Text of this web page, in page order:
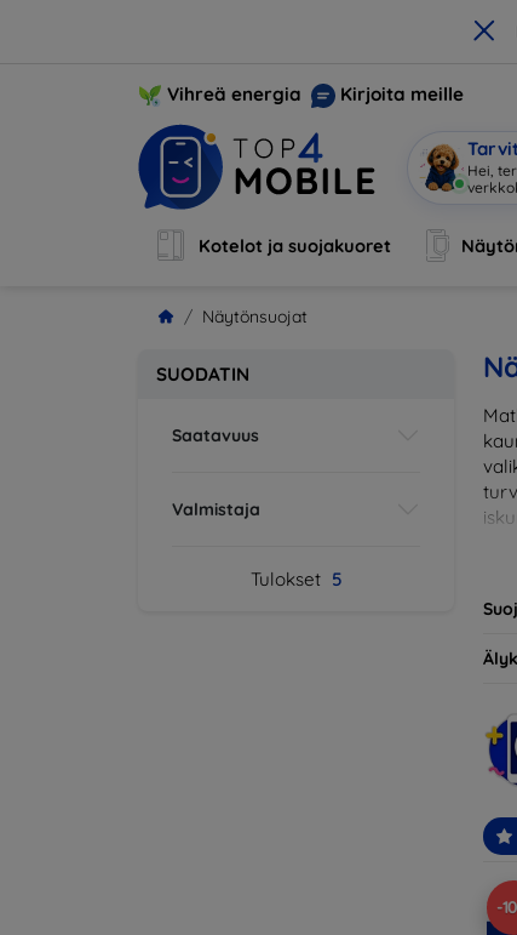
×
Vihreä energia Kirjoita meille
Hei,
Kotelot ja suojakuoret
Näytönsuojat
SUODATIN
Saatavuus
Valmistaja
Tulokset 5
-